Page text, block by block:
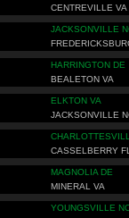
CENTREVILLE VA
JACKSONVILLE
HARRINGTON DE
BEALETON VA
ELKTON VA
JACKSONVILLE
CASSELBERRY
MAGNOLIA DE
MINERAL VA
YOUNGSVILLE